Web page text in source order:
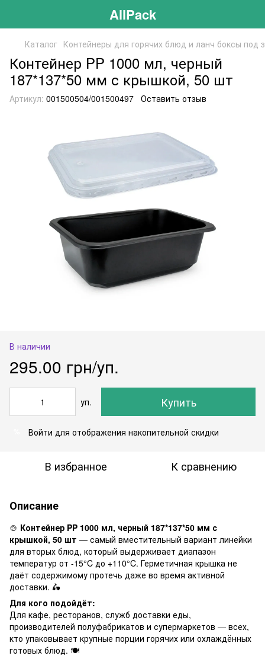
AllPack
Каталог Контейнеры для горячих блюд и ланч боксы под
Контейнер PP 1000 мл, черный
187*137*50 мм с крышкой, 50 шт
Артикул: 001500504/001500497 Оставить отзыв
В наличии
295.00 грн/уп.
уп. Купить
Войти для отображения накопительной скидки
В избранное К сравнению
Описание
🍲 Контейнер PP 1000 мл, черный 187*137*50 мм с
крышкой, 50 шт — самый вместительный вариант линейки
для вторых блюд, который выдерживает диапазон
температур от -15°C до +110°C. Герметичная крышка не
даёт содержимому протечь даже во время активной
доставки. 🛵
Для кого подойдёт:
Для кафе, ресторанов, служб доставки еды,
производителей полуфабрикатов и супермаркетов — всех,
кто упаковывает крупные порции горячих или охлаждённых
готовых блюд. 🍽️